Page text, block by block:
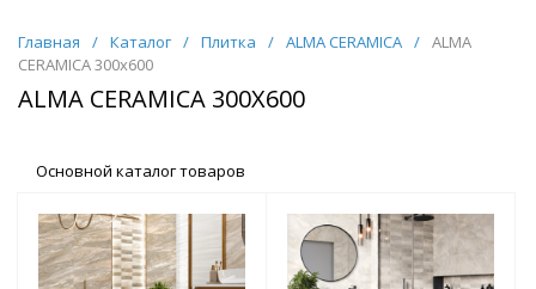
Главная / Каталог / Плитка / ALMA CERAMICA / ALMA
CERAMICA 300х600
ALMA CERAMICA 300Х600
Основной каталог товаров